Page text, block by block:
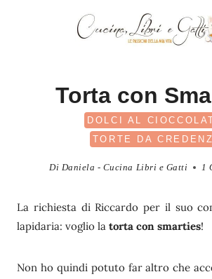
Torta con
DOLCI AL
TORTE DA
Di Daniela - Cucina Libri e Gatti 1
La richiesta di Riccardo per il suo
lapidaria: voglio la torta con smarties!
Non ho quindi potuto far altro che